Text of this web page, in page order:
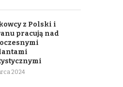
z Polski i
pracują nad
2024